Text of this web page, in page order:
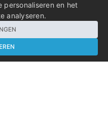
en het
analyseren.